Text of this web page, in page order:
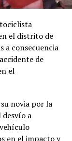
el distrito de
a consecuencia
de
el
novia por la
a
en el impacto y